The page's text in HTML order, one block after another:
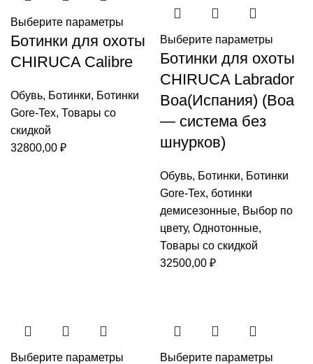
Выберите параметры
Ботинки для охоты
CHIRUCA Calibre
Обувь, Ботинки, Ботинки
Gore-Tex, Товары со
скидкой
32800,00 ₽
Выберите параметры
Ботинки для охоты
CHIRUCA Labrador
Boa(Испания) (Boa
— система без
шнурков)
Обувь, Ботинки, Ботинки
Gore-Tex, ботинки
демисезонные, Выбор по
цвету, Однотонные,
Товары со скидкой
32500,00 ₽
Выберите параметры Выберите параметры